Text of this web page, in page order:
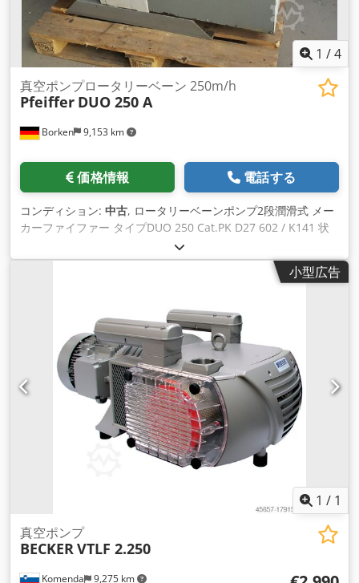
1 /4
Borken 9,153 km
真空ポンプロータリーベーン 250m/h
Pfeiffer DUO 250 A
価格情報 電話する
コンディション: 中古, ロータリーベーンポンプ2段潤滑式 メー
カーファイファー タイプDUO 250 Cat.PK D27 602 / K141 状
態です。中古（現役! でメジャーオーバーホールを提供してい
ます) 吸引能力：約250m³/h エンドダック: > 5x10e-3 mbar 保
証期間：12ヶ月（一般的なオーバーホール時）含む：マニュア
小型広告
1 / 1
Komenda 9,275 km
真空ポンプ
BECKERVTLF 2.250